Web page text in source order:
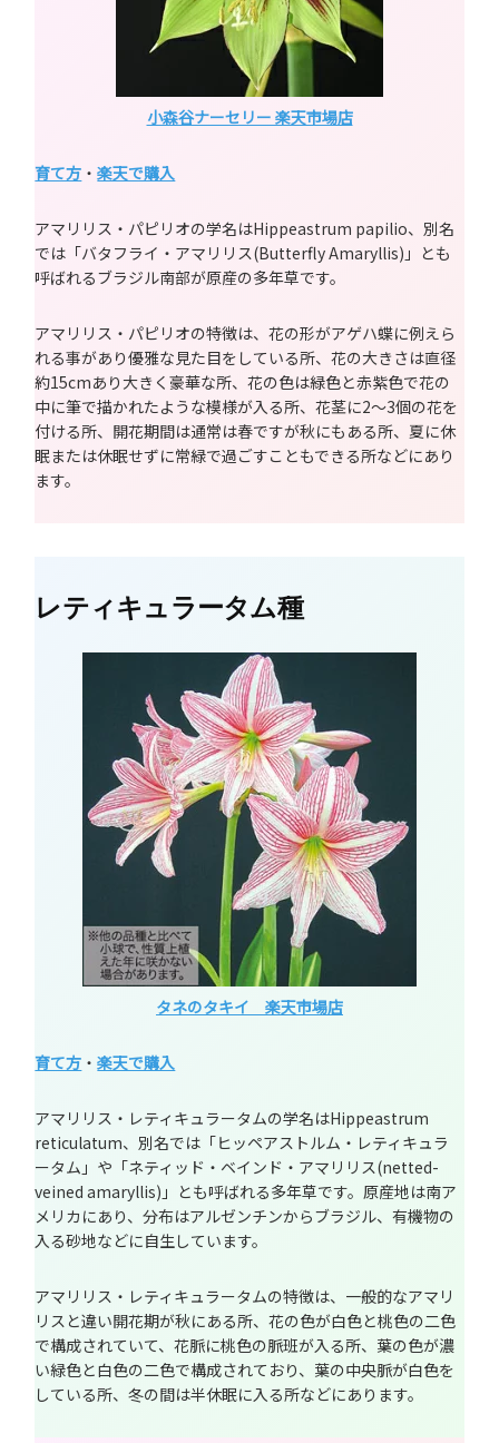
小森谷ナーセリー 楽天市場店
育て方 ・楽天で購入
アマリリス・パピリオの学名はHippeastrum papilio、別名
では「バタフライ・アマリリス(Butterfly Amaryllis)」とも
呼ばれるブラジル南部が原産の多年草です。
アマリリス・パピリオの特徴は、花の形がアゲハ蝶に例えら
れる事があり優雅な見た目をしている所、花の大きさは直径
約15cmあり大きく豪華な所、花の色は緑色と赤紫色で花の
中に筆で描かれたような模様が入る所、花茎に2～3個の花を
付ける所、開花期間は通常は春ですが秋にもある所、夏に休
眠または休眠せずに常緑で過ごすこともできる所などにあり
ます。
レティキュラータム種
タネのタキイ 楽天市場店
育て方 ・楽天で購入
アマリリス・レティキュラータムの学名はHippeastrum
reticulatum、別名では「ヒッペアストルム・レティキュラ
ータム」や「ネティッド・ベインド・アマリリス(netted-
veined amaryllis)」とも呼ばれる多年草です。原産地は南ア
メリカにあり、分布はアルゼンチンからブラジル、有機物の
入る砂地などに自生しています。
アマリリス・レティキュラータムの特徴は、一般的なアマリ
リスと違い開花期が秋にある所、花の色が白色と桃色の二色
で構成されていて、花脈に桃色の脈班が入る所、葉の色が濃
い緑色と白色の二色で構成されており、葉の中央脈が白色を
している所、冬の間は半休眠に入る所などにあります。